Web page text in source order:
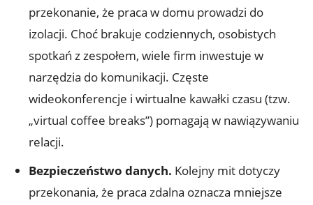
przekonanie, że⁣ praca⁣ w domu prowadzi do
izolacji. Choć brakuje codziennych, osobistych
spotkań ‍z zespołem, wiele firm inwestuje w⁣
narzędzia do komunikacji. Częste⁣
wideokonferencje i wirtualne kawałki czasu (tzw.
„virtual ‍coffee breaks”) ​pomagają w​ nawiązywaniu
⁢relacji.
Bezpieczeństwo danych. Kolejny mit‍ dotyczy
⁤przekonania, że praca zdalna oznacza mniejsze